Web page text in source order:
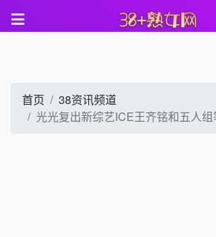
首页
38资讯频道
光光复出新综艺ICE王齐铭和五人